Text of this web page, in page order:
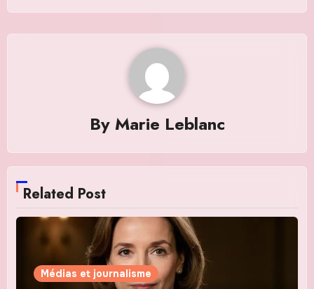
By Marie Leblanc
Related Post
Médias et journalisme